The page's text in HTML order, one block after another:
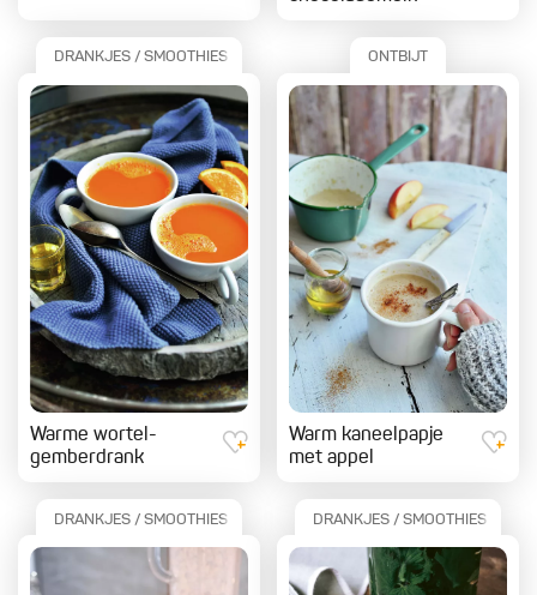
DRANKJES / SMOOTHIES
Warme wortel-
gemberdrank
ONTBIJT
Warm kaneelpapje
met appel
DRANKJES / SMOOTHIES DRANKJES / SMOOTHIES